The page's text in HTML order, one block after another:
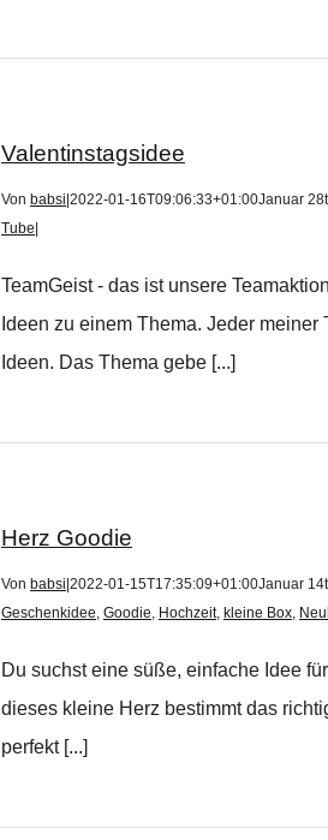
Valentinstagsidee
Von babsi 2022-01-16T09:06:33+01:00Januar
Tube
TeamGeist - das ist unsere
Ideen zu einem Thema. Jeder
Ideen. Das Thema gebe [...]
Herz Goodie
Von babsi 2022-01-15T17:35:09+01:00Januar
Geschenkidee, Goodie, Hochzeit, kleine Box,
Du suchst eine süße, einfache Idee
dieses kleine Herz bestimmt das
perfekt [...]